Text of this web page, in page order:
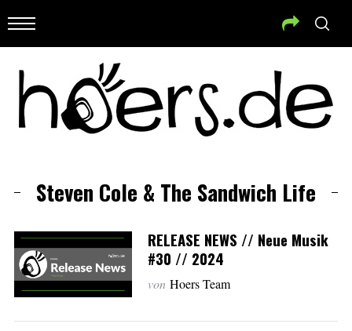
Steven Cole & The Sandwich Life
RELEASE NEWS // Neue Musik
#30 // 2024
von Hoers Team